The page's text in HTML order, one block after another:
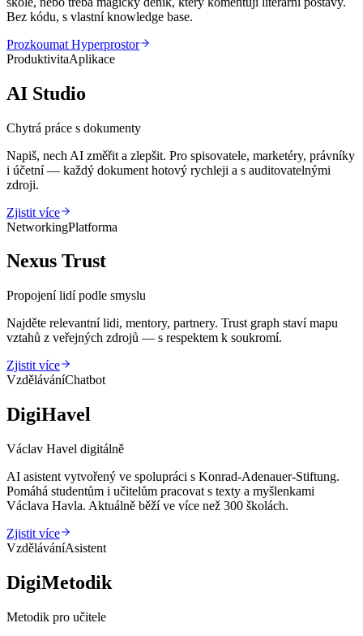
Bez kódu, s vlastní knowledge base.
Prozkoumat Hyperprostor
ProduktivitaAplikace
AI Studio
Chytrá práce s dokumenty
Napiš, nech AI změřit a zlepšit. Pro spisovatele, marketéry, právníky
i účetní — každý dokument hotový rychleji a s auditovatelnými
zdroji.
Zjistit více
NetworkingPlatforma
Nexus Trust
Propojení lidí podle smyslu
Najděte relevantní lidi, mentory, partnery. Trust graph staví mapu
vztahů z veřejných zdrojů — s respektem k soukromí.
Zjistit více
VzděláváníChatbot
DigiHavel
Václav Havel digitálně
AI asistent vytvořený ve spolupráci s Konrad-Adenauer-Stiftung.
Pomáhá studentům i učitelům pracovat s texty a myšlenkami
Václava Havla. Aktuálně běží ve více než 300 školách.
Zjistit více
VzděláváníAsistent
DigiMetodik
Metodik pro učitele